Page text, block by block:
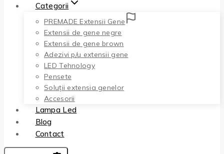
Categorii
PREMADE Extensii Gene
Extensii de gene negre
Extensii de gene brown
Adezivi p/u extensii gene
LED Tehnology
Pensete
Soluții extensia genelor
Accesorii
Lampa Led
Blog
Contact